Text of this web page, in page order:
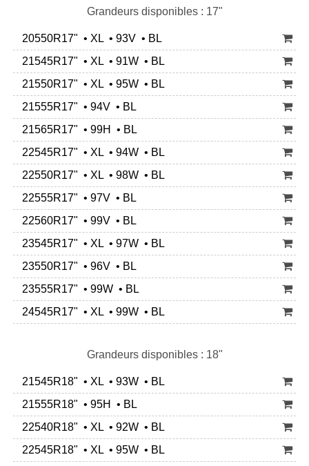
Grandeurs disponibles : 17"
20550R17" • XL • 93V • BL
21545R17" • XL • 91W • BL
21550R17" • XL • 95W • BL
21555R17" • 94V • BL
21565R17" • 99H • BL
22545R17" • XL • 94W • BL
22550R17" • XL • 98W • BL
22555R17" • 97V • BL
22560R17" • 99V • BL
23545R17" • XL • 97W • BL
23550R17" • 96V • BL
23555R17" • 99W • BL
24545R17" • XL • 99W • BL
Grandeurs disponibles : 18"
21545R18" • XL • 93W • BL
21555R18" • 95H • BL
22540R18" • XL • 92W • BL
22545R18" • XL • 95W • BL